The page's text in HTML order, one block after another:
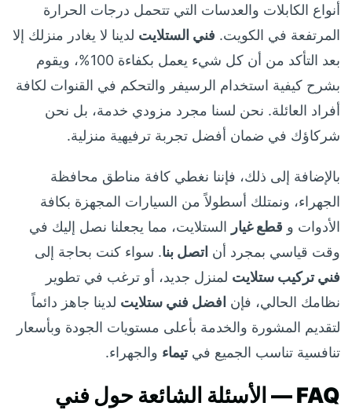
أنواع الكابلات والعدسات التي تتحمل درجات الحرارة
المرتفعة في الكويت. فني الستلايت لدينا لا يغادر منزلك إلا
بعد التأكد من أن كل شيء يعمل بكفاءة 100%، ويقوم
بشرح كيفية استخدام الرسيفر والتحكم في القنوات لكافة
أفراد العائلة. نحن لسنا مجرد مزودي خدمة، بل نحن
شركاؤك في ضمان أفضل تجربة ترفيهية منزلية.
بالإضافة إلى ذلك، فإننا نغطي كافة مناطق محافظة
الجهراء، ونمتلك أسطولاً من السيارات المجهزة بكافة
الأدوات و قطع غيار الستلايت، مما يجعلنا نصل إليك في
وقت قياسي بمجرد أن اتصل بنا. سواء كنت بحاجة إلى
فني تركيب ستلايت لمنزل جديد، أو ترغب في تطوير
نظامك الحالي، فإن افضل فني ستلايت لدينا جاهز دائماً
لتقديم المشورة والخدمة بأعلى مستويات الجودة وبأسعار
تنافسية تناسب الجميع فيتيماء والجهراء.
FAQ — الأسئلة الشائعة حول فني